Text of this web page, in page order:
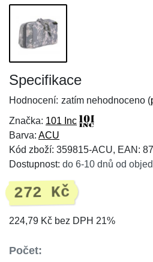
Specifikace
Hodnocení: zatím nehodnoceno (
Značka: 101 Inc
Barva: ACU
Kód zboží: 359815-ACU, EAN:
Dostupnost: do 6-10 dnů od
272 Kč
224,79 Kč bez DPH 21%
Počet: